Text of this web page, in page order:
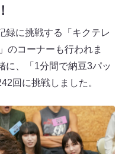
録に挑戦する「キクテレ
のコーナーも⾏われま
に、「1分間で納⾖3パッ
回に挑戦しました。